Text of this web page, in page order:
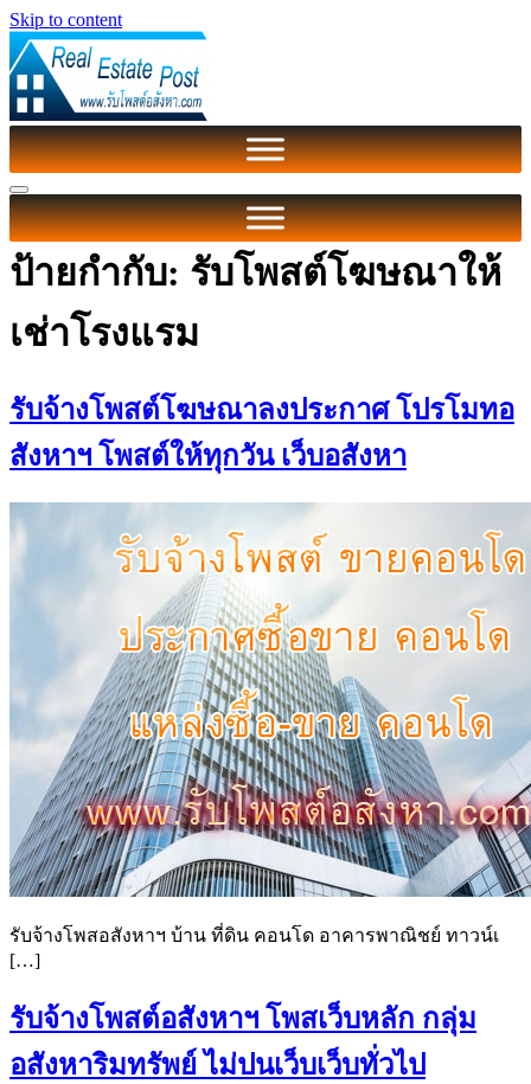
Skip to content
ป้ายกำกับ: รับโพสต์โฆษณาให้
เช่าโรงแรม
รับจ้างโพสต์โฆษณาลงประกาศ โปรโมทอ
สังหาฯ โพสต์ให้ทุกวัน เว็บอสังหา
รับจ้างโพสอสังหาฯ บ้าน ที่ดิน คอนโด อาคารพาณิชย์ ทาวน์เ
[…]
รับจ้างโพสต์อสังหาฯ โพสเว็บหลัก กลุ่ม
อสังหาริมทรัพย์ ไม่ปนเว็บเว็บทั่วไป